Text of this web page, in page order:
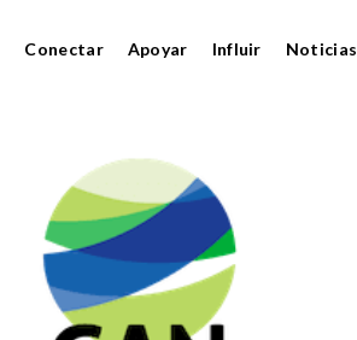
Conectar Apoyar Influir Noticias